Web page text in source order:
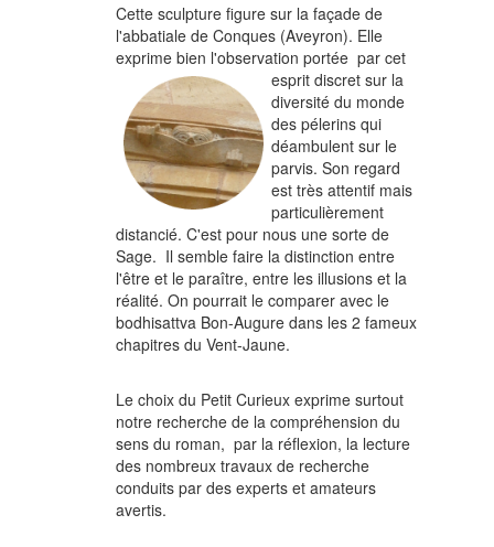
Cette sculpture figure sur la façade de
l'abbatiale de Conques (Aveyron). Elle
exprime bien l'observation portée par cet
esprit discret sur la
diversité du monde
des pélerins qui
déambulent sur le
parvis. Son regard
est très attentif mais
particulièrement
distancié. C'est pour nous une sorte de
Sage. Il semble faire la distinction entre
l'être et le paraître, entre les illusions et la
réalité. On pourrait le comparer avec le
bodhisattva Bon-Augure dans les 2 fameux
chapitres du Vent-Jaune.
Le choix du Petit Curieux exprime surtout
notre recherche de la compréhension du
sens du roman, par la réflexion, la lecture
des nombreux travaux de recherche
conduits par des experts et amateurs
avertis.